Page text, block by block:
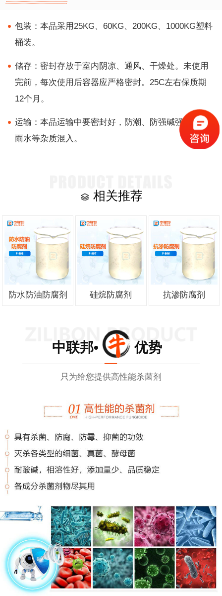
包装：本品采用25KG、60KG、200KG、1000KG塑料
桶装。
储存：密封存放于室内阴凉、通风、干燥处。未使用
完前，每次使用后容器应严格密封。25C左右保质期
12个月。
运输：本品运输中要密封好，防潮、防强碱强酸及防
雨水等杂质混入。
相关推荐
防水防油防腐剂 硅烷防腐剂 抗渗防腐剂
中联邦• 优势
只为给您提供高性能杀菌剂